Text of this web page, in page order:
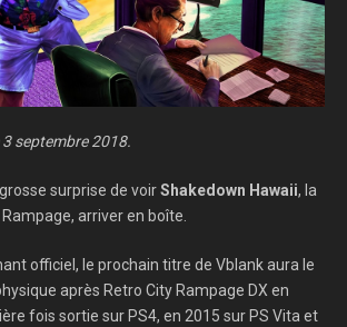
septembre 2018.
surprise de voirShakedown Hawaii, la
arriver en boîte.
officiel, le prochain titre de Vblank aura le
après Retro City Rampage DX en
fois sortie sur PS4, en 2015 sur PS Vita et